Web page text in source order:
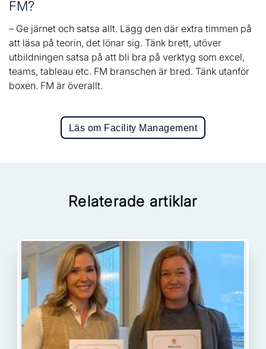
FM?
– Ge järnet och satsa allt. Lägg den där extra timmen på
att läsa på teorin, det lönar sig. Tänk brett, utöver
utbildningen satsa på att bli bra på verktyg som excel,
teams, tableau etc. FM branschen är bred. Tänk utanför
boxen. FM är överallt.
Läs om Facility Management
Relaterade artiklar